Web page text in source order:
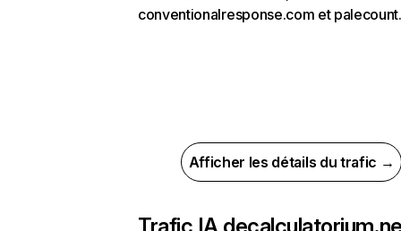
conventionalresponse.com et
Afficher les détails du trafic →